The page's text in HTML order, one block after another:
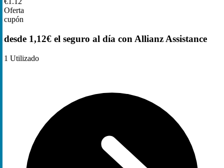
Oferta
cupón
desde 1,12€ el seguro al día con Allianz Assistance
1 Utilizado